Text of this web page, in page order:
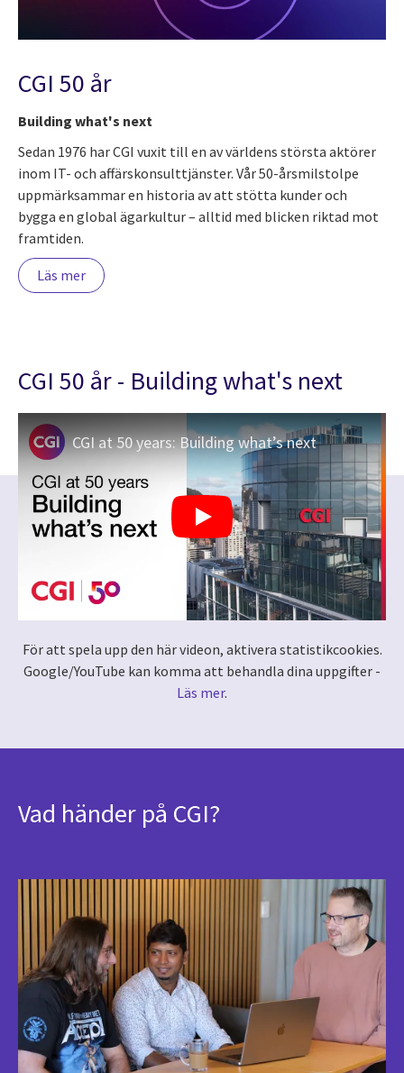
CGI 50 år
Building what's next
Sedan 1976 har CGI vuxit till en av världens största aktörer
inom IT- och affärskonsulttjänster. Vår 50-årsmilstolpe
uppmärksammar en historia av att stötta kunder och
bygga en global ägarkultur – alltid med blicken riktad mot
framtiden.
Läs mer
CGI 50 år - Building what's next
CGI at 50 years: Building what’s next
För att spela upp den här videon, aktivera statistikcookies.
Google/YouTube kan komma att behandla dina uppgifter -
Läs mer.
Vad händer på CGI?